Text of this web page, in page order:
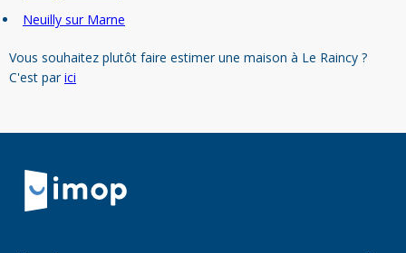
Neuilly sur Marne
Vous souhaitez plutôt faire estimer une maison à Le Raincy ?
C'est parici
Retour à la navigation principale